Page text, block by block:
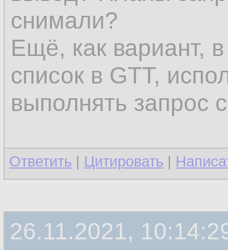
снимали?
Ещё, как вариант,
список в GTT,
выполнять запрос
Ответить | Цитировать |
26.11.2021,